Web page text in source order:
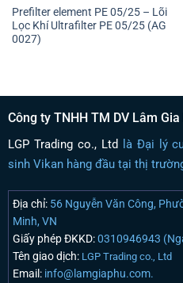
Prefilter element PE 05/25 – Lõi
Lọc Khí Ultrafilter PE 05/25 (AG
0027)
Công ty TNHH TM DV Lâm Gia
LGP Trading co., Ltd là Đại lý
sinh Vikan hàng đầu tại thị
Địa chỉ:56 Nguyễn Văn Công,
Minh, VN
Giấy phép ĐKKD:0310946943
Tên giao dịch: LGP Trading co., Ltd
Email:info@lamgiaphu.com.